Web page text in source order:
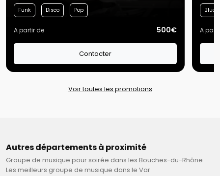
Funk Disco Pop
A partir de 500€
Contacter
Blues
A
Voir toutes les promotions
Autres départements à proximité
Groupe de musique pour soirée dans les Bouches-du-Rhône
Les meilleurs groupe de musique dans le Var